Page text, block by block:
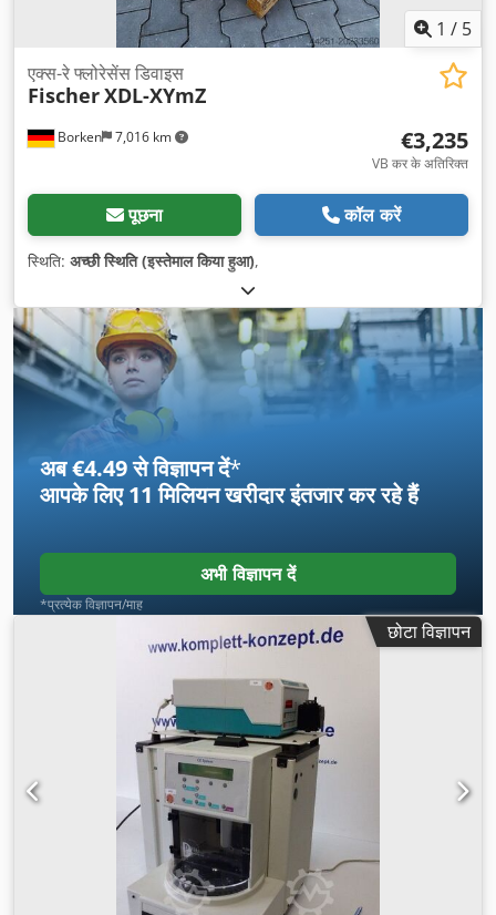
1 / 5
Borken 7,016 km
एक्स-रे फ्लोरेसेंस डिवाइस
FischerXDL-XYmZ
€3,235
VB कर के अतिरिक्त
पूछना कॉल करें
स्थिति: अच्छी स्थिति (इस्तेमाल किया हुआ),
अब €4.49 से विज्ञापन दें*
आपके लिए11 मिलियन खरीदारइंतजार कर रहे हैं
अभी विज्ञापन दें
*प्रत्येक विज्ञापन/माह
छोटा विज्ञापन